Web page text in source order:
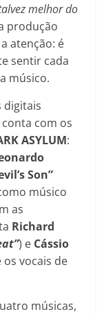
melhor do
produção
atenção: é
sentir cada
músico.
digitais
conta com os
ASYLUM:
Son”
músico
as
Richard
) e Cássio
os vocais de
músicas,